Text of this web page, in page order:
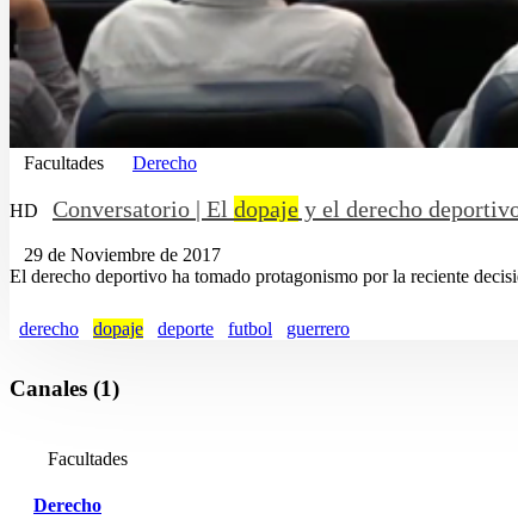
Facultades Derecho
HD Conversatorio | El dopaje y el derecho
29 de Noviembre de 2017
El derecho deportivo ha tomado protagonismo por la reciente
derecho dopaje deporte futbol guerrero
Canales (1)
Facultades
Derecho